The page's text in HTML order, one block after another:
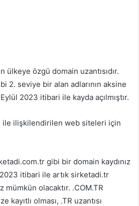
ülkeye özgü domain uzantısıdır.
2. seviye bir alan adlarının aksine
2023 itibari ile kayda açılmıştır.
ile ilişkilendirilen web siteleri için
gibi bir domain kaydınız
itibari ile artık sirketadi.tr
olacaktır. .COM.TR
olması, .TR uzantısı